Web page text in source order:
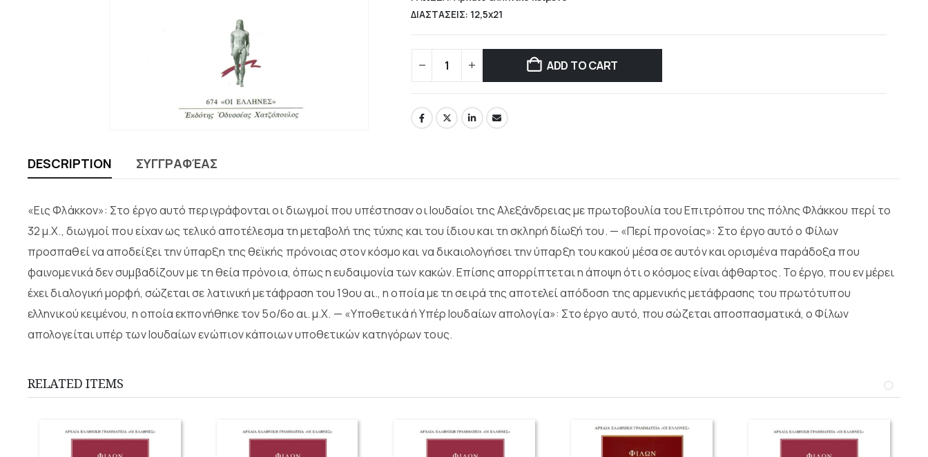
ΔΙΑΣΤΑΣΕΙΣ: 12,5x21
ADD TO CART
DESCRIPTION ΣΥΓΓΡΑΦΈΑΣ
«Εις Φλάκκον»: Στο έργο αυτό περιγράφονται οι διωγμοί που υπέστησαν οι Ιουδαίοι της Αλεξάνδρειας με πρωτοβουλία του Επιτρόπου της πόλης Φλάκκου περί το
32 μ.Χ., διωγμοί που είχαν ως τελικό αποτέλεσμα τη μεταβολή της τύχης και του ίδιου και τη σκληρή δίωξή του. — «Περί προνοίας»: Στο έργο αυτό ο Φίλων
προσπαθεί να αποδείξει την ύπαρξη της θεϊκής πρόνοιας στον κόσμο και να δικαιολογήσει την ύπαρξη του κακού μέσα σε αυτόν και ορισμένα παράδοξα που
φαινομενικά δεν συμβαδίζουν με τη θεία πρόνοια, όπως η ευδαιμονία των κακών. Επίσης απορρίπτεται η άποψη ότι ο κόσμος είναι άφθαρτος. Το έργο, που εν μέρει
έχει διαλογική μορφή, σώζεται σε λατινική μετάφραση του 19ου αι., η οποία με τη σειρά της αποτελεί απόδοση της αρμενικής μετάφρασης του πρωτότυπου
ελληνικού κειμένου, η οποία εκπονήθηκε τον 5ο/6ο αι. μ.Χ. — «Υποθετικά ή Υπέρ Ιουδαίων απολογία»: Στο έργο αυτό, που σώζεται αποσπασματικά, ο Φίλων
απολογείται υπέρ των Ιουδαίων ενώπιον κάποιων υποθετικών κατηγόρων τους.
RELATED ITEMS